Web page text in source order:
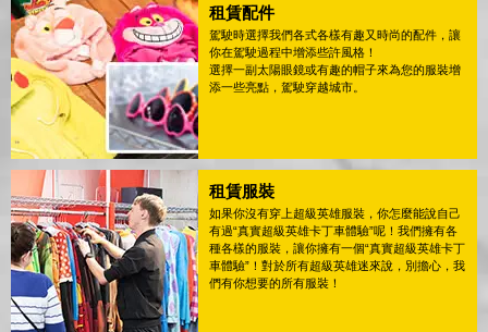
租賃配件
駕駛時選擇我們各式各樣有趣又時尚的配件，讓
你在駕駛過程中增添些許風格！
選擇一副太陽眼鏡或有趣的帽子來為您的服裝增
添一些亮點，駕駛穿越城市。
租賃服裝
如果你沒有穿上超級英雄服裝，你怎麼能說自己
有過“真實超級英雄卡丁車體驗”呢！我們擁有各
種各樣的服裝，讓你擁有一個“真實超級英雄卡丁
車體驗”！對於所有超級英雄迷來說，別擔心，我
們有你想要的所有服裝！